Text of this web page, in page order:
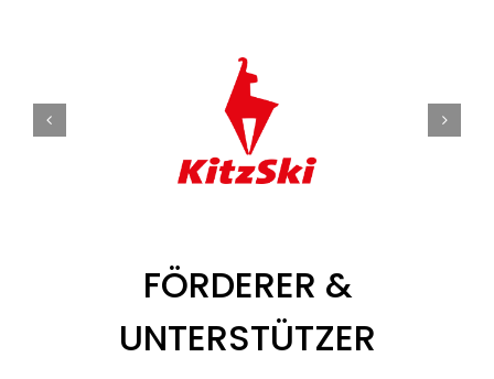
FÖRDERER &
UNTERSTÜTZER